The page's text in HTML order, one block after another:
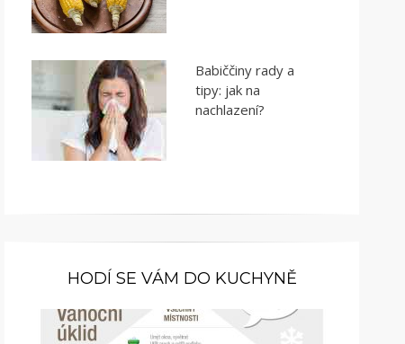
Babiččiny rady a
tipy: jak na
nachlazení?
HODÍ SE VÁM DO KUCHYNĚ